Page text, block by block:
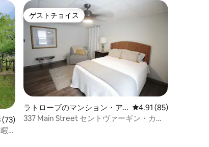
ー73件、5つ星中4.93つ星の平均評価
(73)
ゲストチョイス
ゲストチョイス
ラトローブのマンション・ア
パート
レビュー85件、5つ
4.91 (85)
337 Main Street セントヴァーギン・カレ